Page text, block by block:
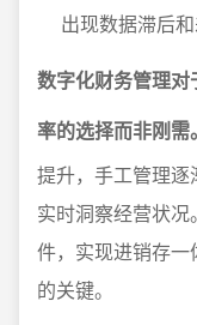
出现数据滞后和
数字化财务管理
率的选择而非刚需。
提升，手工管理
实时洞察经营状
件，实现进销存
的关键。